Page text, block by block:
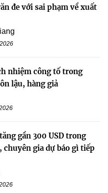
đe với sai phạm về xuất
nhiệm công tố trong
lậu, hàng giả
gần 300 USD trong
chuyên gia dự báo gì tiếp